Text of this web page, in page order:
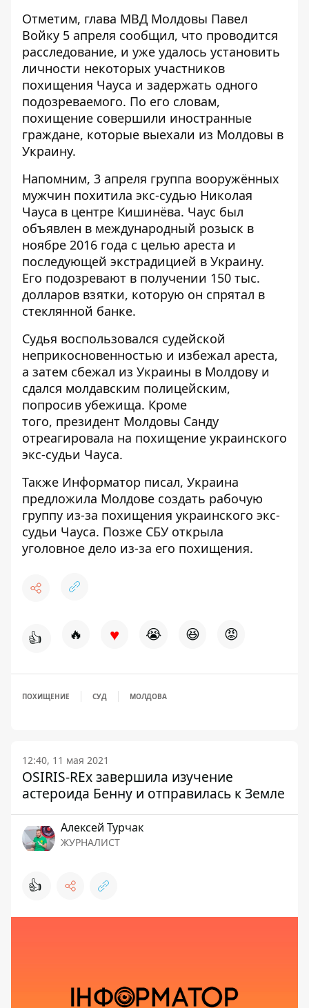
Отметим, глава МВД Молдовы Павел
Войку 5 апреля сообщил, что проводится
расследование, и уже удалось установить
личности некоторых участников
похищения Чауса и задержать одного
подозреваемого. По его словам,
похищение совершили иностранные
граждане, которые выехали из Молдовы в
Украину.
Напомним, 3 апреля группа вооружённых
мужчин похитила экс-судью Николая
Чауcа в центре Кишинёва. Чаус был
объявлен в международный розыск в
ноябре 2016 года с целью ареста и
последующей экстрадицией в Украину.
Его подозревают в получении 150 тыс.
долларов взятки, которую он спрятал в
стеклянной банке.
Судья воспользовался судейской
неприкосновенностью и избежал ареста,
а затем сбежал из Украины в Молдову и
сдался молдавским полицейским,
попросив убежища. Кроме
того, президент Молдовы Санду
отреагировала на похищение украинского
экс-судьи Чауса.
Также Информатор писал, Украина
предложила Молдове создать рабочую
группу из-за похищения украинского экс-
судьи Чауса. Позже СБУ открыла
уголовное дело из-за его похищения.
👍 🔥 ♥ 😭 😆 😡
ПОХИЩЕНИЕ СУД МОЛДОВА
12:40, 11 мая 2021
OSIRIS-REx завершила изучение
астероида Бенну и отправилась к Земле
Алексей Турчак
ЖУРНАЛИСТ
👍